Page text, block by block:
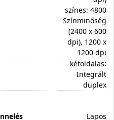
színes: 4800
Színminőség
(2400 x 600
dpi), 1200 x
1200 dpi
kétoldalas:
Integrált
duplex
Lapos